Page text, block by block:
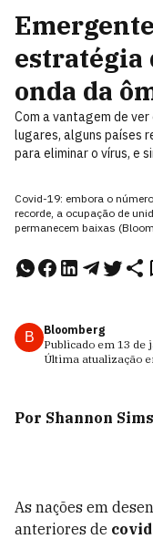
estratégia
onda da
Com a vantagem de
lugares, alguns países
para eliminar o vírus, e
Covid-19: embora o
recorde, a ocupação de
permanecem baixas
B
Bloomberg
Publicado em 13 de
Última atualização
Por Shannon
As nações em
anteriores de